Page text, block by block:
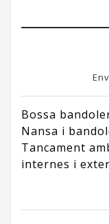
Bossa
Nansa i
Tancament
internes i